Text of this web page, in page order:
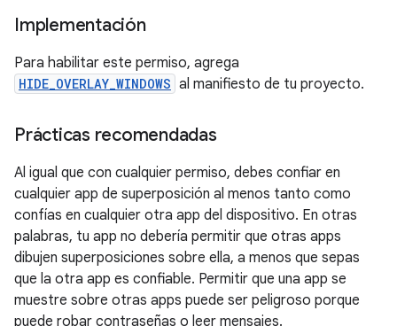
Implementación
Para habilitar este permiso, agrega
HIDE_OVERLAY_WINDOWS al manifiesto de tu proyecto.
Prácticas recomendadas
Al igual que con cualquier permiso, debes confiar en
cualquier app de superposición al menos tanto como
confías en cualquier otra app del dispositivo. En otras
palabras, tu app no debería permitir que otras apps
dibujen superposiciones sobre ella, a menos que sepas
que la otra app es confiable. Permitir que una app se
muestre sobre otras apps puede ser peligroso porque
puede robar contraseñas o leer mensajes.